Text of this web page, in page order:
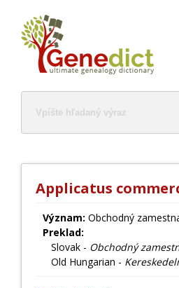
Applicatus
Význam: Obchodný
Preklad:
Slovak - Obchodný
Old Hungarian -